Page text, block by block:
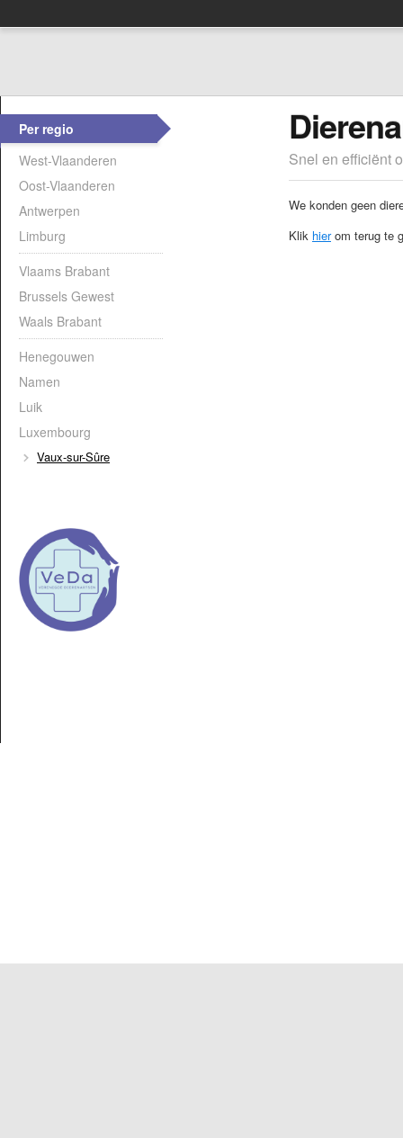
Per regio
West-Vlaanderen
Oost-Vlaanderen
Antwerpen
Limburg
Vlaams Brabant
Brussels Gewest
Waals Brabant
Henegouwen
Namen
Luik
Luxembourg
Vaux-sur-Sûre
Snel en efficiënt
We konden geen
Klik hierom terug te